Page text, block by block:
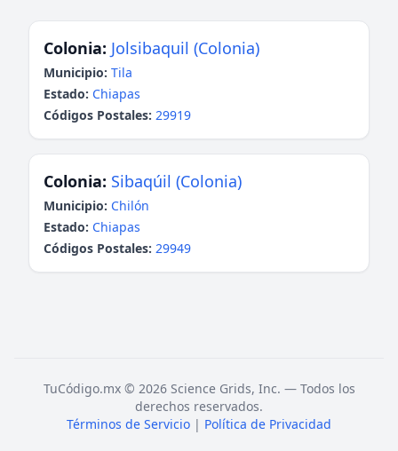
Colonia: Jolsibaquil (Colonia)
Municipio: Tila
Estado: Chiapas
Códigos Postales: 29919
Colonia: Sibaqúil (Colonia)
Municipio: Chilón
Estado: Chiapas
Códigos Postales: 29949
TuCódigo.mx © 2026 Science Grids, Inc. — Todos los
derechos reservados.
Términos de Servicio | Política de Privacidad